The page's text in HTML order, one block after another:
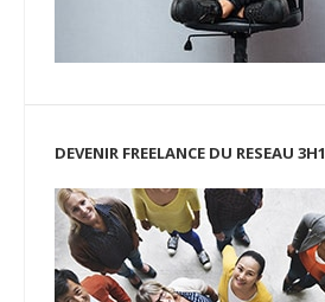
DEVENIR FREELANCE DU RESEAU